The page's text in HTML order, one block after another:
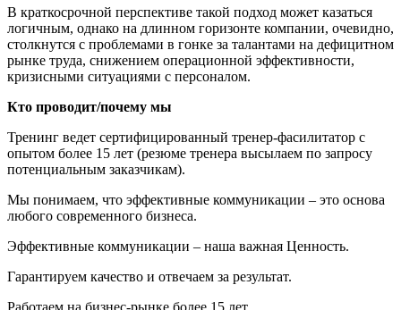
В краткосрочной перспективе такой подход может казаться
логичным, однако на длинном горизонте компании, очевидно,
столкнутся с проблемами в гонке за талантами на дефицитном
рынке труда, снижением операционной эффективности,
кризисными ситуациями с персоналом.
Кто проводит/почему мы
Тренинг ведет сертифицированный тренер-фасилитатор с
опытом более 15 лет (резюме тренера высылаем по запросу
потенциальным заказчикам).
Мы понимаем, что эффективные коммуникации – это основа
любого современного бизнеса.
Эффективные коммуникации – наша важная Ценность.
Гарантируем качество и отвечаем за результат.
Работаем на бизнес-рынке более 15 лет.